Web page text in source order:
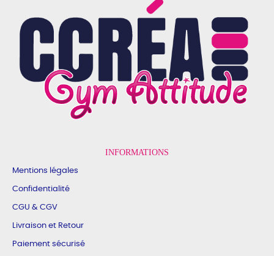
INFORMATIONS
Mentions légales
Confidentialité
CGU & CGV
Livraison et Retour
Paiement sécurisé